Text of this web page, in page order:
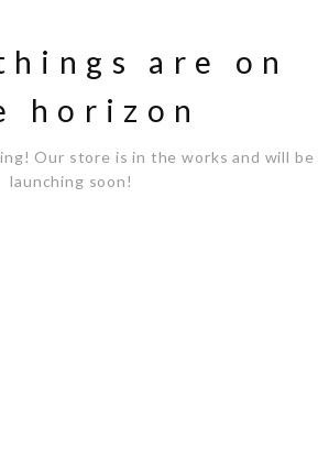
are on
horizon
Our store is in the works and will be
launching soon!